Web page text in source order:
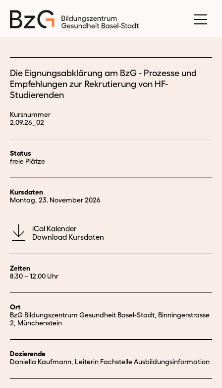
Die Eignungsabklärung am BzG - Prozesse und
Empfehlungen zur Rekrutierung von HF-
Studierenden
Kursnummer
2.09.26_02
Status
freie Plätze
Kursdaten
Montag, 23. November 2026
iCal Kalender
Download Kursdaten
Zeiten
8.30 – 12.00 Uhr
Ort
BzG Bildungszentrum Gesundheit Basel-Stadt, Binningerstrasse
2, Münchenstein
Dozierende
Daniella Kaufmann, Leiterin Fachstelle Ausbildungsinformation